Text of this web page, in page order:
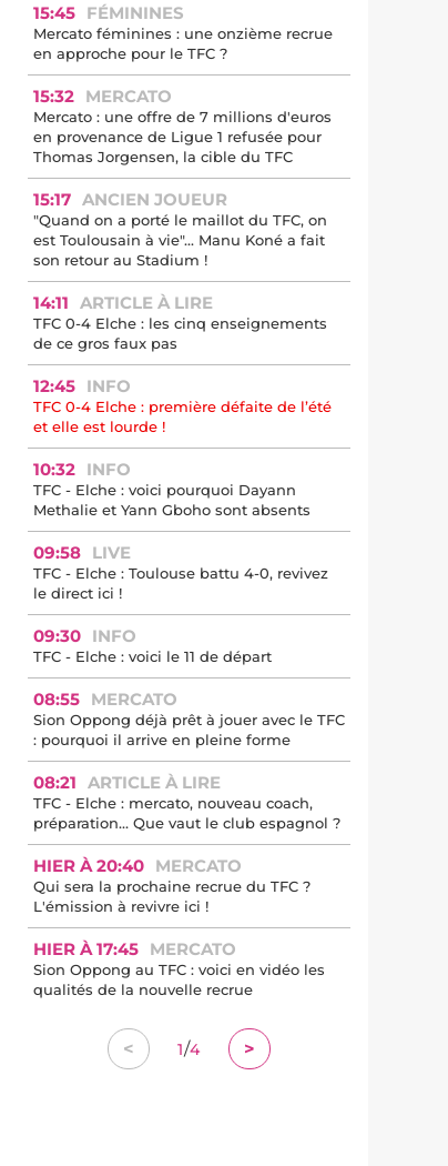
15:45 FÉMININES
Mercato féminines : une onzième recrue
en approche pour le TFC ?
15:32 MERCATO
Mercato : une offre de 7 millions d'euros
en provenance de Ligue 1 refusée pour
Thomas Jorgensen, la cible du TFC
15:17 ANCIEN JOUEUR
"Quand on a porté le maillot du TFC, on
est Toulousain à vie"... Manu Koné a fait
son retour au Stadium !
14:11 ARTICLE À LIRE
TFC 0-4 Elche : les cinq enseignements
de ce gros faux pas
12:45 INFO
TFC 0-4 Elche : première défaite de l’été
et elle est lourde !
10:32 INFO
TFC - Elche : voici pourquoi Dayann
Methalie et Yann Gboho sont absents
09:58 LIVE
TFC - Elche : Toulouse battu 4-0, revivez
le direct ici !
09:30 INFO
TFC - Elche : voici le 11 de départ
08:55 MERCATO
Sion Oppong déjà prêt à jouer avec le TFC
: pourquoi il arrive en pleine forme
08:21 ARTICLE À LIRE
TFC - Elche : mercato, nouveau coach,
préparation… Que vaut le club espagnol ?
HIER À 20:40 MERCATO
Qui sera la prochaine recrue du TFC ?
L'émission à revivre ici !
HIER À 17:45 MERCATO
Sion Oppong au TFC : voici en vidéo les
qualités de la nouvelle recrue
< 1/4 >